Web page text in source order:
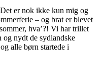
er nok ikke kun mig og
– og brat er blevet
hva’?! Vi har trillet
nydt de sydlandske
alle børn startede i